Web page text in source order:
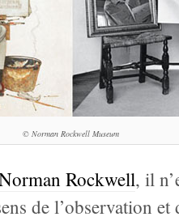
© Norman Rockwell Museum
Rockwell, il
de l’observation et